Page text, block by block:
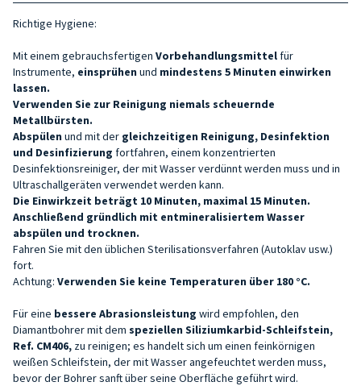
Richtige Hygiene:
Mit einem gebrauchsfertigen Vorbehandlungsmittel für
Instrumente, einsprühen und mindestens 5 Minuten einwirken
lassen.
Verwenden Sie zur Reinigung niemals scheuernde
Metallbürsten.
Abspülen und mit der gleichzeitigen Reinigung, Desinfektion
und Desinfizierung fortfahren, einem konzentrierten
Desinfektionsreiniger, der mit Wasser verdünnt werden muss und in
Ultraschallgeräten verwendet werden kann.
Die Einwirkzeit beträgt 10 Minuten, maximal 15 Minuten.
Anschließend gründlich mit entmineralisiertem Wasser
abspülen und trocknen.
Fahren Sie mit den üblichen Sterilisationsverfahren (Autoklav usw.)
fort.
Achtung: Verwenden Sie keine Temperaturen über 180 °C.
Für eine bessere Abrasionsleistung wird empfohlen, den
Diamantbohrer mit dem speziellen Siliziumkarbid-Schleifstein,
Ref. CM406, zu reinigen; es handelt sich um einen feinkörnigen
weißen Schleifstein, der mit Wasser angefeuchtet werden muss,
bevor der Bohrer sanft über seine Oberfläche geführt wird.